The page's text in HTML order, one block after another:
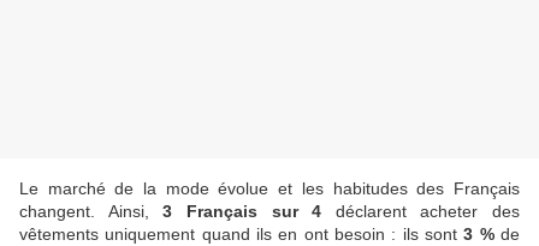
Le marché de la mode évolue et les habitudes des Français
changent. Ainsi,3 Français sur 4 déclarent acheter des
vêtements uniquement quand ils en ont besoin : ils sont3 %de